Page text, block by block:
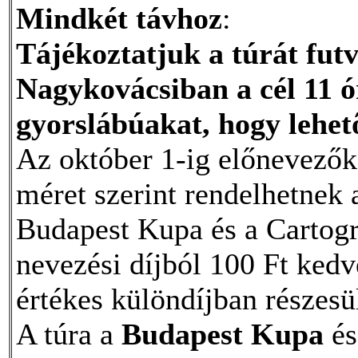
Mindkét távhoz:
Tájékoztatjuk a túrát
Nagykovácsiban a cél
gyorslábúakat, hogy
Az október 1-ig
méret szerint
Budapest Kupa és a
nevezési díjból 100 Ft
értékes különdíjban
A túra a Budapest Kupa